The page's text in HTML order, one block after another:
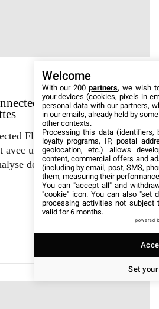
Fleet simplifie le
Fleet enrichit
avec un assistant IA conçu
des données
Welcome
With our 200partners, we wish
your devices (cookies, pixels in
personal data with our partners,
in our emails, already held by
other contexts.
Processing this data (identifiers,
loyalty programs, IP, postal
geolocation, etc.) allows
content, commercial offers and
(including by email, post, SMS,
them, measuring their
You can "accept all" and
"cookie" icon. You can also "set
processing activities not subject
valid for 6 months.
powered
Set